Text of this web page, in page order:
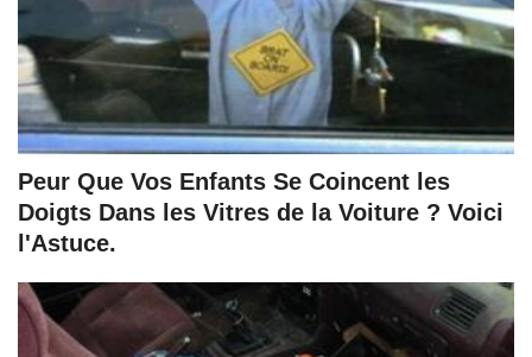
Peur Que Vos Enfants Se Coincent les
Doigts Dans les Vitres de la Voiture ? Voici
l'Astuce.